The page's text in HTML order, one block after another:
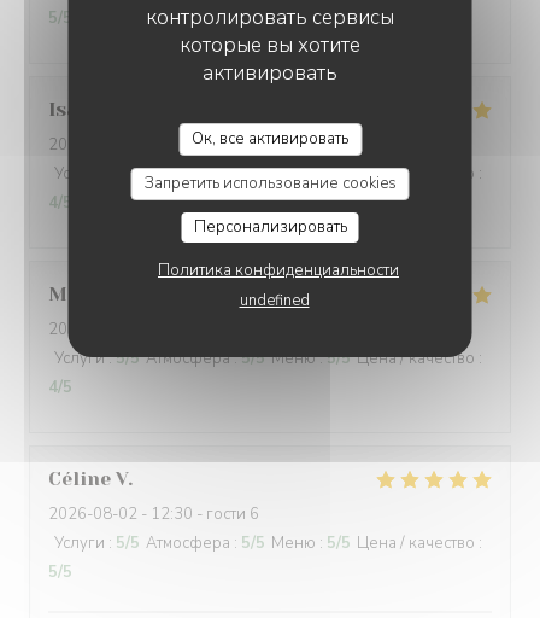
контролировать сервисы
которые вы хотите
активировать
Ок, все активировать
Запретить использование cookies
Персонализировать
Политика конфиденциальности
undefined
5/5
Isabelle
2026-08-01
- 19:00 - гости 3
Услуги
/5 Атмосфера:4/5 Меню:4/5 Цена / качество :
4/5
Mathéo
2026-07-31
Услуги:5/5 Атмосфера:5/5 Меню:5/5 Цена / качество :
4/5
Céline V
2026-08-02 - 12:30 - гости 6
Услуги : 5/5 Атмосфера : 5/5 Меню : 5/5 Цена / качество :
5/5
L'AILE ET LA CUISSE